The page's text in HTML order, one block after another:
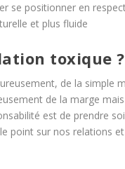
se positionner en
et plus fluide
toxique
de la simple
de la marge
est de prendre
point sur nos relations